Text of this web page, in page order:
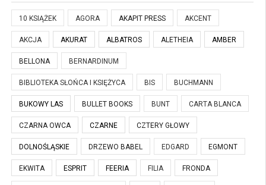
10 KSIĄŻEK AGORA AKAPIT PRESS AKCENT
AKCJA AKURAT ALBATROS ALETHEIA AMBER
BELLONA BERNARDINUM
BIBLIOTEKA SŁOŃCA I KSIĘŻYCA BIS BUCHMANN
BUKOWY LAS BULLET BOOKS BUNT CARTA BLANCA
CZARNA OWCA CZARNE CZTERY GŁOWY
DOLNOŚLĄSKIE DRZEWO BABEL EDGARD EGMONT
EKWITA ESPRIT FEERIA FILIA FRONDA